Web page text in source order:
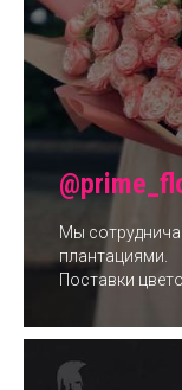
Мы
плантациями.
Поставки